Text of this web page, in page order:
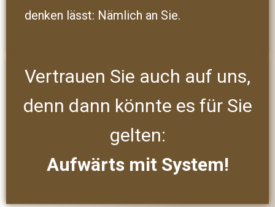
denken lässt: Nämlich an Sie.
Vertrauen Sie auch auf uns,
denn dann könnte es für Sie
gelten:
Aufwärts mit System!